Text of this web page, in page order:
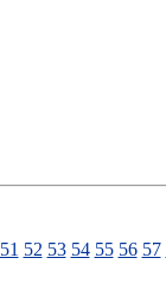
51 52 53 54 55 56 57